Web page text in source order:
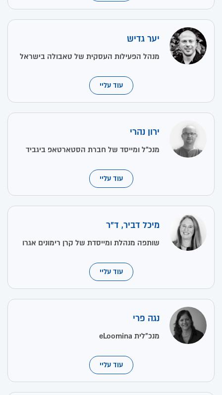
יער גדיש
מנהל הפעילות העסקית של טאבולה בישראל
עוד עליי
ירון נהרי
מנכ״ל ומייסד של חברת הסטארטאפ ביגביד
עוד עליי
מיכל דביר, ד"ר
שותפה מנהלת ומייסדת של קרן רימונים אגרו
עוד עליי
נגה פרי
מנכ"לית eLoomina
עוד עליי